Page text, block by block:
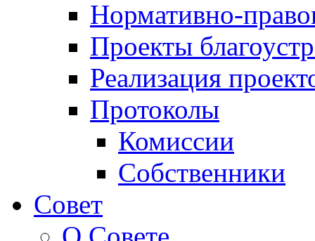
Нормативно-
Проекты
Реализация
Протоколы
Комиссии
Собственники
Совет